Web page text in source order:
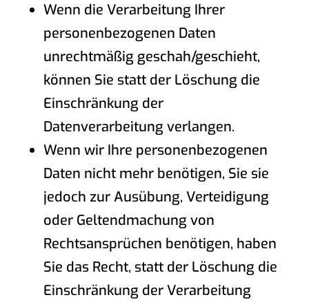
Wenn die Verarbeitung Ihrer
personenbezogenen Daten
unrechtmäßig geschah/geschieht,
können Sie statt der Löschung die
Einschränkung der
Datenverarbeitung verlangen.
Wenn wir Ihre personenbezogenen
Daten nicht mehr benötigen, Sie sie
jedoch zur Ausübung, Verteidigung
oder Geltendmachung von
Rechtsansprüchen benötigen, haben
Sie das Recht, statt der Löschung die
Einschränkung der Verarbeitung